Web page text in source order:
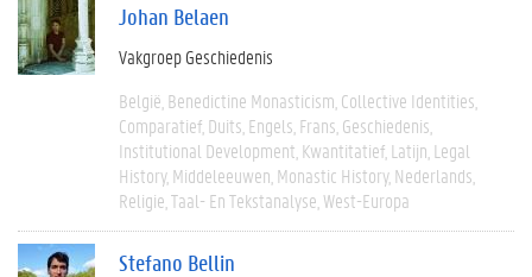
Johan Belaen
Vakgroep Geschiedenis
België Benedictine Monasticism Collective Identities
Comparatief Duits Engels Frans Geschiedenis
Institutional Development Kwantitatief Latijn Legal
History Middeleeuwen Monastic History Nederlands
Religie Taal- En Tekstanalyse West-Europa
Stefano Bellin